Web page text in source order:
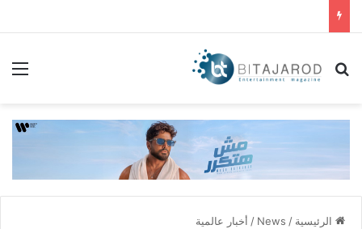
بحث عن
الرئيسية /
News
/ أخبار عالمية